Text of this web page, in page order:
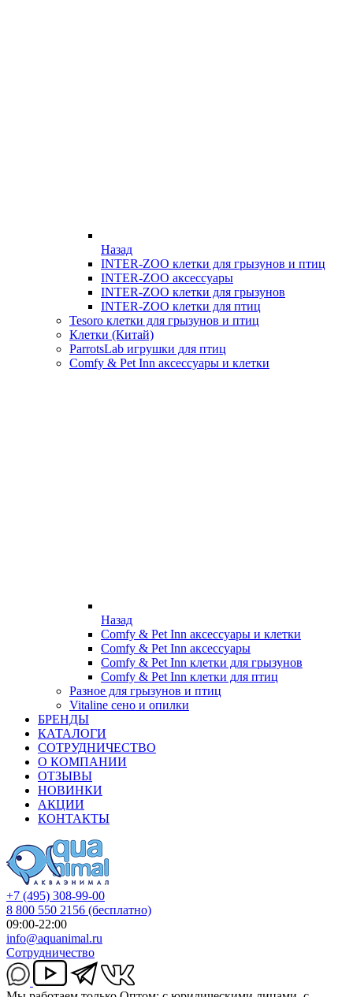
Назад
INTER-ZOO клетки для грызунов и птиц
INTER-ZOO аксессуары
INTER-ZOO клетки для грызунов
INTER-ZOO клетки для птиц
Tesoro клетки для грызунов и птиц
Клетки (Китай)
ParrotsLab игрушки для птиц
Comfy & Pet Inn аксессуары и клетки
Назад
Comfy & Pet Inn аксессуары и клетки
Comfy & Pet Inn аксессуары
Comfy & Pet Inn клетки для грызунов
Comfy & Pet Inn клетки для птиц
Разное для грызунов и птиц
Vitaline сено и опилки
БРЕНДЫ
КАТАЛОГИ
СОТРУДНИЧЕСТВО
О КОМПАНИИ
ОТЗЫВЫ
НОВИНКИ
АКЦИИ
КОНТАКТЫ
+7 (495) 308-99-00
8 800 550 2156 (бесплатно)
09:00-22:00
info@aquanimal.ru
Сотрудничество